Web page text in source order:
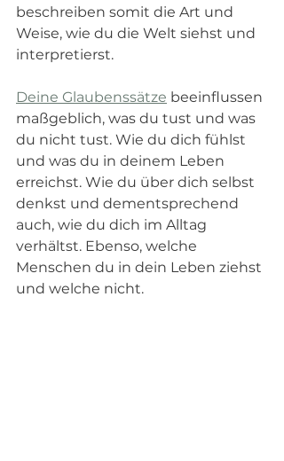
beschreiben somit die Art und
Weise, wie du die Welt siehst und
interpretierst.
Deine Glaubenssätze beeinflussen
maßgeblich, was du tust und was
du nicht tust. Wie du dich fühlst
und was du in deinem Leben
erreichst. Wie du über dich selbst
denkst und dementsprechend
auch, wie du dich im Alltag
verhältst. Ebenso, welche
Menschen du in dein Leben ziehst
und welche nicht.